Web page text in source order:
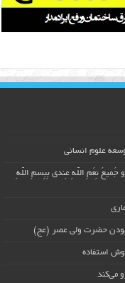
علوم انسانی
جَمیعَ نِعَمِ اللّهِ عِندی بِبِسمِ اللّهِ
بودن حضرت ولی عصر (عج)
استفاده
می‌کند